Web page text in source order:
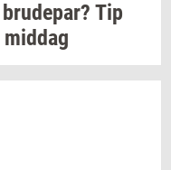
bru­de­par? Tip
mid­dag